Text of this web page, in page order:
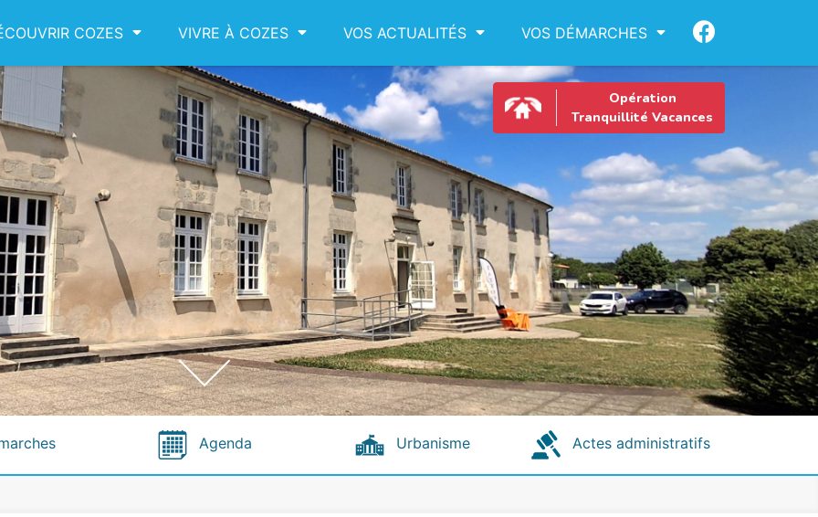
COZES
VIVRE À COZES VOS ACTUALITÉS VOS DÉMARCHES
Opération
Tranquillité Vacances
Agenda Urbanisme Actes administratifs